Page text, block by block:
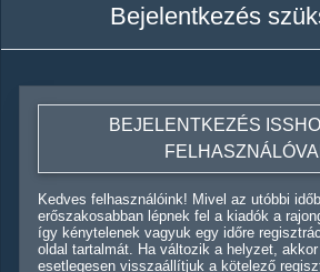
Bejelentkezés
BEJELENTKEZÉS
Kedves felhasználóink! Mivel az utóbbi
erőszakosabban lépnek fel a kiadók a
így kénytelenek vagyuk egy időre
oldal tartalmát. Ha változik a helyzet,
esetlegesen visszaállítjuk a kötelező